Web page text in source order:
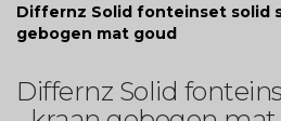
Differnz Solid fonteinset solid
gebogen mat goud
Differnz Solid